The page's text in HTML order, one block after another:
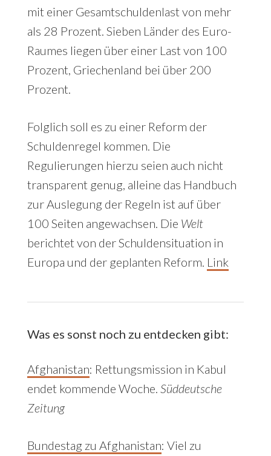
mit einer Gesamtschuldenlast von mehr
als 28 Prozent. Sieben Länder des Euro-
Raumes liegen über einer Last von 100
Prozent, Griechenland bei über 200
Prozent.
Folglich soll es zu einer Reform der
Schuldenregel kommen. Die
Regulierungen hierzu seien auch nicht
transparent genug, alleine das Handbuch
zur Auslegung der Regeln ist auf über
100 Seiten angewachsen. Die Welt
berichtet von der Schuldensituation in
Europa und der geplanten Reform. Link
Was es sonst noch zu entdecken gibt:
Afghanistan: Rettungsmission in Kabul
endet kommende Woche. Süddeutsche
Zeitung
Bundestag zu Afghanistan: Viel zu